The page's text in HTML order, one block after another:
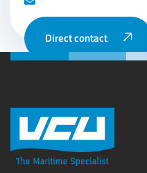
Direct contact